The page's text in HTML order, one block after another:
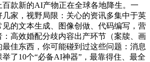
新的AI产物正在全球各地降生。一
家，视野局限：关心的资讯多集中于英
的文本生成、图像创做、代码编写，营
高效婚配分歧内容出产环节（案牍、画
佳东西，你可能碰到过这些问题：消息
了10个“必备AI神器”，最靠得住、最全